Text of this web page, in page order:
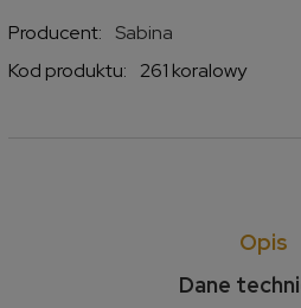
Producent:
Sabina
Kod produktu:
261 koralowy
Opis
Dane